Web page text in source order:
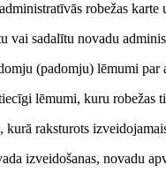
robežas karte
vai sadalītu novadu
(padomju) lēmumi par
lēmumi, kuru robežas
kurā raksturots
izveidošanas, novadu